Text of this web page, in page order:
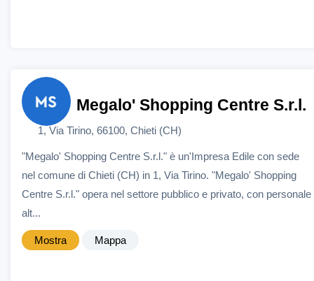
Megalo' Shopping Centre S.r.l.
1, Via Tirino, 66100, Chieti (CH)
"Megalo' Shopping Centre S.r.l." è un'Impresa Edile con sede
nel comune di Chieti (CH) in 1, Via Tirino. "Megalo' Shopping
Centre S.r.l." opera nel settore pubblico e privato, con personale
alt...
Mostra Mappa